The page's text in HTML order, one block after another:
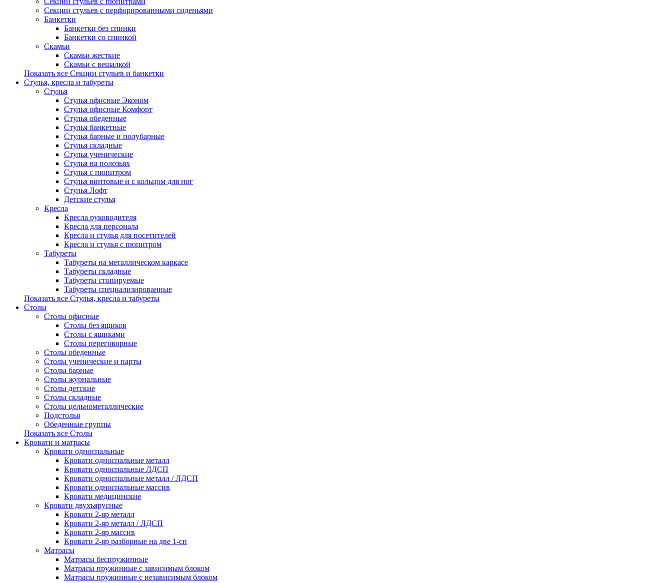
Секции стульев с перфорированными сиденьями
Банкетки
Банкетки без спинки
Банкетки со спинкой
Скамьи
Скамьи жесткие
Скамьи с вешалкой
Показать все Секции стульев и банкетки
Стулья, кресла и табуреты
Стулья
Стулья офисные Эконом
Стулья офисные Комфорт
Стулья обеденные
Стулья банкетные
Стулья барные и полубарные
Стулья складные
Стулья ученические
Стулья на полозьях
Стулья с пюпитром
Стулья винтовые и с кольцом для ног
Стулья Лофт
Детские стулья
Кресла
Кресла руководителя
Кресла для персонала
Кресла и стулья для посетителей
Кресла и стулья с пюпитром
Табуреты
Табуреты на металлическом каркасе
Табуреты складные
Табуреты стопируемые
Табуреты специализированные
Показать все Стулья, кресла и табуреты
Столы
Столы офисные
Столы без ящиков
Столы с ящиками
Столы переговорные
Столы обеденные
Столы ученические и парты
Столы барные
Столы журнальные
Столы детские
Столы складные
Столы цельнометаллические
Подстолья
Обеденные группы
Показать все Столы
Кровати и матрасы
Кровати односпальные
Кровати односпальные металл
Кровати односпальные ЛДСП
Кровати односпальные металл / ЛДСП
Кровати односпальные массив
Кровати медицинские
Кровати двухъярусные
Кровати 2-яр металл
Кровати 2-яр металл / ЛДСП
Кровати 2-яр массив
Кровати 2-яр разборные на две 1-сп
Матрасы
Матрасы беспружинные
Матрасы пружинные с зависимым блоком
Матрасы пружинные с независимым блоком